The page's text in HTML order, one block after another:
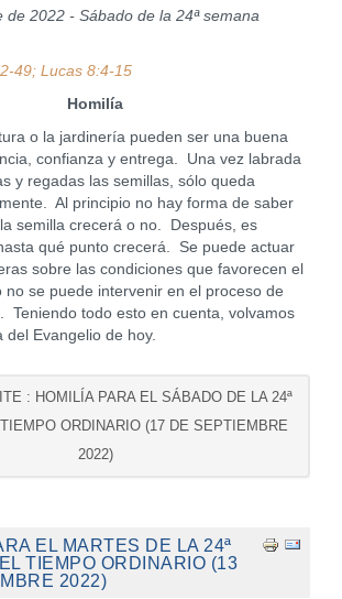
de 2022 - Sábado de la 24ª semana
49; Lucas 8:4-15
Homilía
la jardinería pueden ser una buena
confianza y entrega. Una vez labrada
y regadas las semillas, sólo queda
Al principio no hay forma de saber
semilla crecerá o no. Después, es
qué punto crecerá. Se puede actuar
sobre las condiciones que favorecen el
no se puede intervenir en el proceso de
Teniendo todo esto en cuenta, volvamos
del Evangelio de hoy.
: HOMILÍA PARA EL SÁBADO DE LA 24ª
ORDINARIO (17 DE SEPTIEMBRE
2022)
EL MARTES DE LA 24ª
TIEMPO ORDINARIO (13
2022)